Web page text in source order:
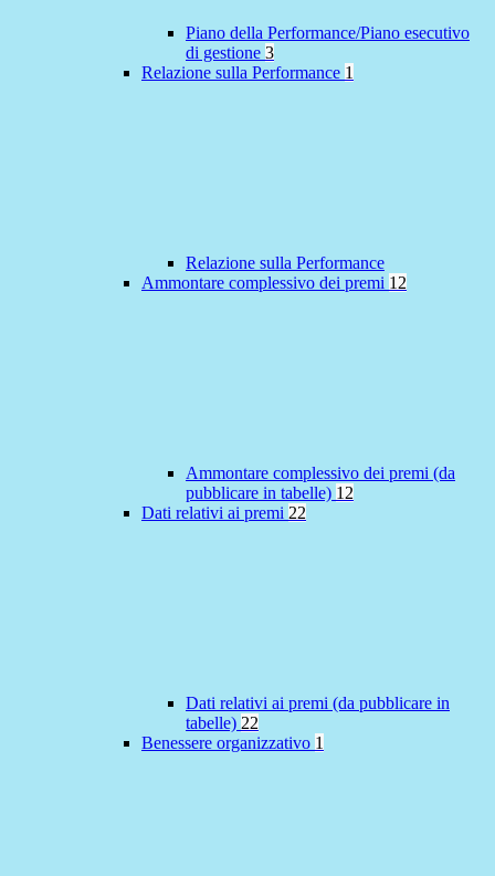
Piano della Performance/Piano esecutivo
di gestione 3
Relazione sulla Performance 1
Relazione sulla Performance
Ammontare complessivo dei premi 12
Ammontare complessivo dei premi (da
pubblicare in tabelle) 12
Dati relativi ai premi 22
Dati relativi ai premi (da pubblicare in
tabelle) 22
Benessere organizzativo 1